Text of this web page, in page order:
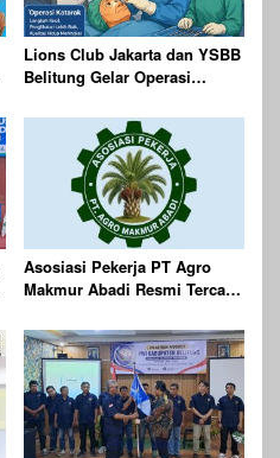
Lions Club Jakarta dan YSBB
Belitung Gelar Operasi
Laser, Targetkan 100 Peserta
Asosiasi Pekerja PT Agro
Makmur Abadi Resmi Tercatat